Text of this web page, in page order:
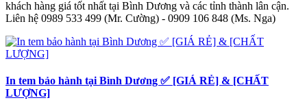
khách hàng giá tốt nhất tại Bình Dương và các tỉnh thành lân cận.
Liên hệ 0989 533 499 (Mr. Cường) - 0909 106 848 (Ms. Nga)
In tem bảo hành tại Bình Dương ✅ [GIÁ RẺ] & [CHẤT
LƯỢNG]